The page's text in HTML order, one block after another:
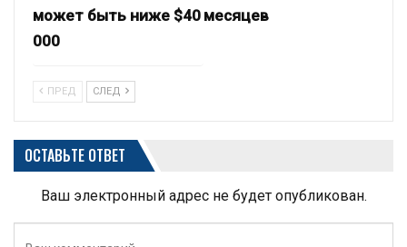
может быть ниже $40
000
месяцев
ПРЕД СЛЕД
ОСТАВЬТЕ ОТВЕТ
Ваш электронный адрес не будет опубликован.